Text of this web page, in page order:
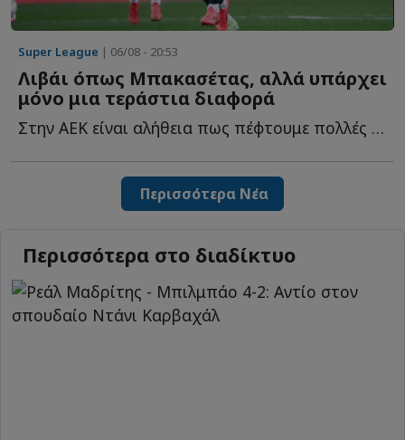
Super League | 06/08 - 20:53
Λιβάι όπως Μπακασέτας, αλλά υπάρχει
μόνο μια τεράστια διαφορά
Στην ΑΕΚ είναι αλήθεια πως πέφτουμε πολλές στην παγίδα ν...
Περισσότερα Νέα
Περισσότερα στο διαδίκτυο